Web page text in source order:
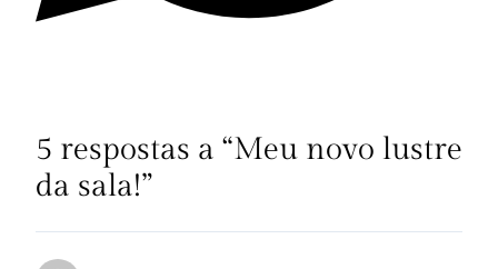
5 respostas a “Meu novo lustre
da sala!”